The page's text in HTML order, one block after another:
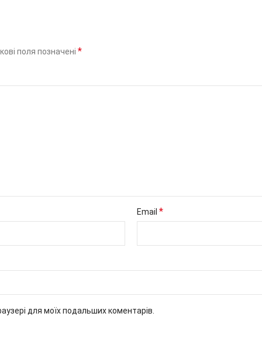
поля позначені *
Email *
для моїх подальших коментарів.